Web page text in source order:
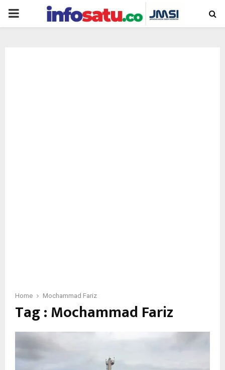
PRIMARY
Home Mochammad Fariz
Tag : Mochammad Fariz